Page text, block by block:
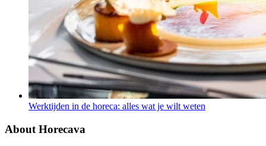
Werktijden in de horeca: alles wat je wilt weten
About Horecava